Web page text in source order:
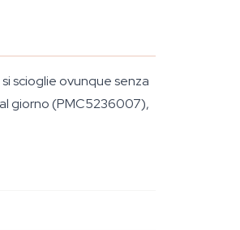
scioglie ovunque senza
giorno (PMC5236007),